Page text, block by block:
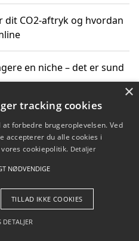
dit CO2-aftryk og hvordan
en niche – det er sund
og bestil med
Blog Betingelser
×
tracking cookies
forbedre brugeroplevelsen. Ved
accepterer du alle cookies i
cookiepolitik. Detaljer
NØDVENDIGE
TILLAD IKKE COOKIES
DETALJER